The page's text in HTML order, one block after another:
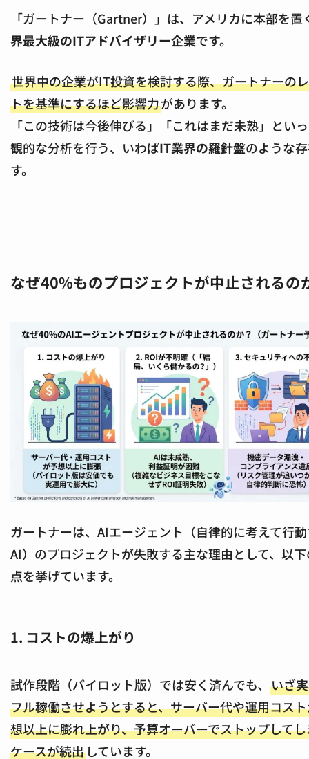
「ガートナー（Gartner）」は、アメリカに本部を置
界最大級のITアドバイザリー企業です。
世界中の企業がIT投資を検討する際、ガートナーの
トを基準にするほど影響力があります。
「この技術は今後伸びる」「これはまだ未熟」とい
観的な分析を行う、いわばIT業界の羅針盤のような
す。
なぜ40%ものプロジェクトが中止されるの
ガートナーは、AIエージェント（自律的に考えて行
AI）のプロジェクトが失敗する主な理由として、以
点を挙げています。
1. コストの爆上がり
試作段階（パイロット版）では安く済んでも、 いざ
フル稼働させようとすると、サーバー代や運用コス
想以上に膨れ上がり、予算オーバーでストップして
ケースが続出 しています。